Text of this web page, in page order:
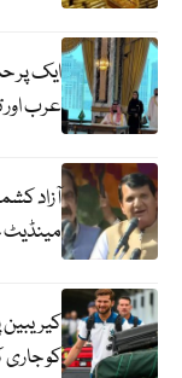
ایک پر
عرب اور
آزاد
مینڈیٹ
کو جاری